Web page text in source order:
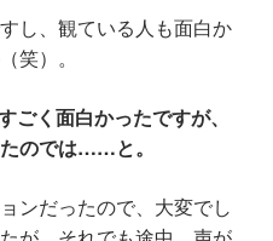
し、観ている人も面白か
笑）。
ごく面白かったですが、
のでは……と。
ンだったので、大変でし